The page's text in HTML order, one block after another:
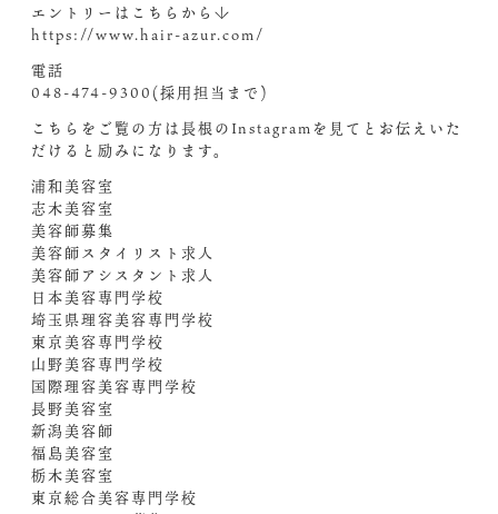
エントリーはこちらから↓
https://www.hair-azur.com/
電話
048-474-9300(採用担当まで)
こちらをご覧の方は長根のInstagramを見てとお伝えいた
だけると励みになります。
浦和美容室
志木美容室
美容師募集
美容師スタイリスト求人
美容師アシスタント求人
日本美容専門学校
埼玉県理容美容専門学校
東京美容専門学校
山野美容専門学校
国際理容美容専門学校
長野美容室
新潟美容師
福島美容室
栃木美容室
東京総合美容専門学校